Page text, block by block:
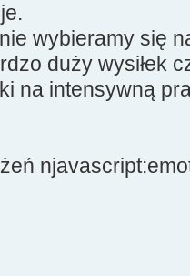
wybieramy się
duży wysiłek
na intensywną